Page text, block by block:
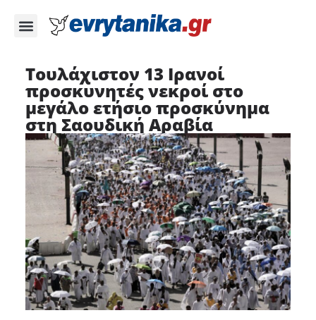
Τουλάχιστον 13 Ιρανοί
προσκυνητές νεκροί στο
μεγάλο ετήσιο προσκύνημα
στη Σαουδική Αραβία